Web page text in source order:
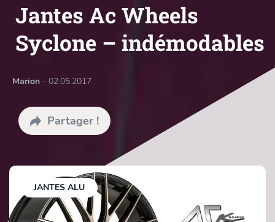
Jantes Ac Wheels
Syclone – indémodables
Marion - 02.05.2017
Partager !
JANTES ALU